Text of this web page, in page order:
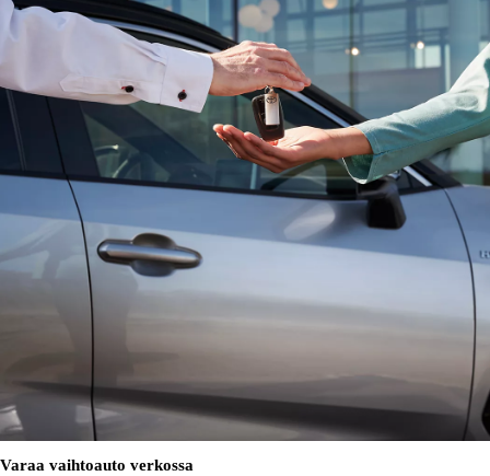
Varaa vaihtoauto verkossa